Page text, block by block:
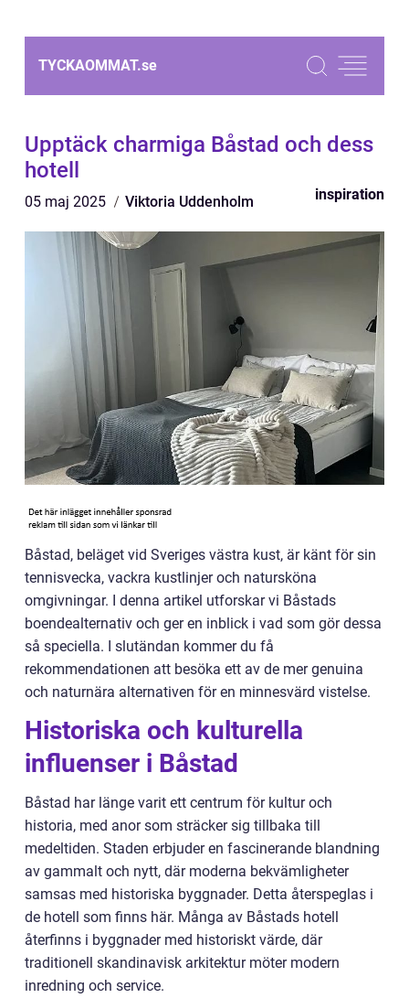
TYCKAOMMAT.se
Upptäck charmiga Båstad och dess
hotell
05 maj 2025 Viktoria Uddenholm inspiration
Båstad, beläget vid Sveriges västra kust, är känt för sin
tennisvecka, vackra kustlinjer och natursköna
omgivningar. I denna artikel utforskar vi Båstads
boendealternativ och ger en inblick i vad som gör dessa
så speciella. I slutändan kommer du få
rekommendationen att besöka ett av de mer genuina
och naturnära alternativen för en minnesvärd vistelse.
Historiska och kulturella
influenser i Båstad
Båstad har länge varit ett centrum för kultur och
historia, med anor som sträcker sig tillbaka till
medeltiden. Staden erbjuder en fascinerande blandning
av gammalt och nytt, där moderna bekvämligheter
samsas med historiska byggnader. Detta återspeglas i
de hotell som finns här. Många av Båstads hotell
återfinns i byggnader med historiskt värde, där
traditionell skandinavisk arkitektur möter modern
inredning och service.